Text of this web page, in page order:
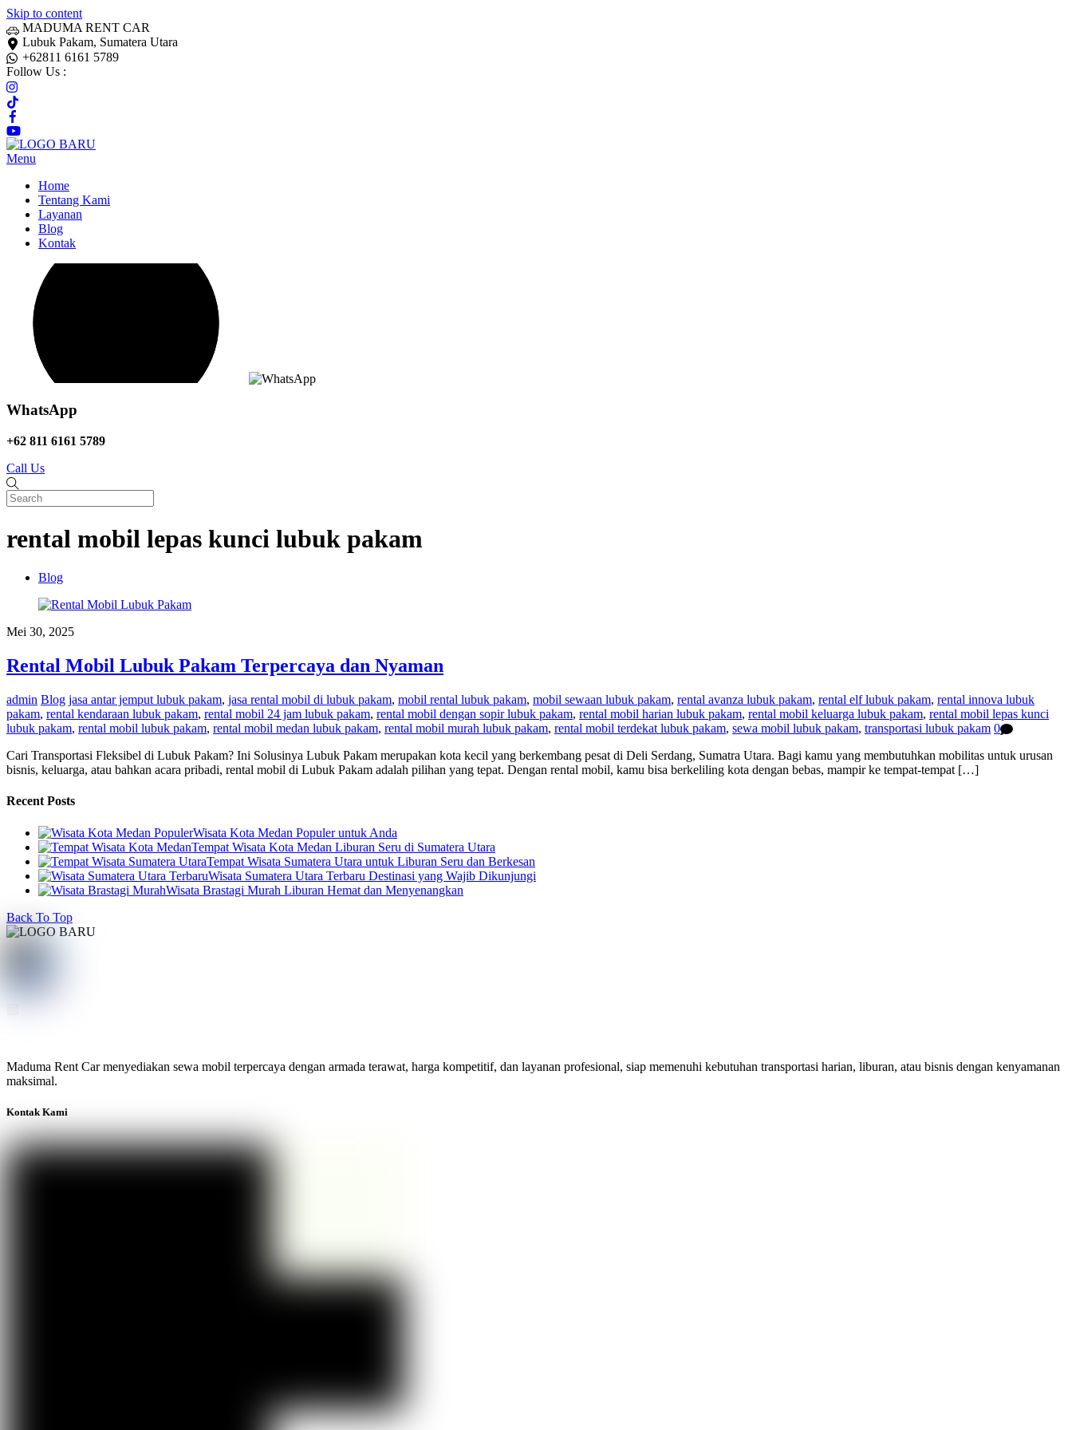
Skip to content
MADUMA RENT CAR
Lubuk Pakam, Sumatera Utara
+62811 6161 5789
Follow Us :
Menu
Home
Tentang Kami
Layanan
Blog
Kontak
WhatsApp
+62 811 6161 5789
Call Us
rental mobil lepas kunci lubuk pakam
Blog
Mei 30, 2025
Rental Mobil Lubuk Pakam Terpercaya dan Nyaman
admin Blog jasa antar jemput lubuk pakam, jasa rental mobil di lubuk pakam, mobil rental lubuk pakam, mobil sewaan lubuk pakam, rental avanza lubuk pakam, rental elf lubuk pakam, rental innova lubuk
pakam, rental kendaraan lubuk pakam, rental mobil 24 jam lubuk pakam, rental mobil dengan sopir lubuk pakam, rental mobil harian lubuk pakam, rental mobil keluarga lubuk pakam, rental mobil lepas kunci
lubuk pakam, rental mobil lubuk pakam, rental mobil medan lubuk pakam, rental mobil murah lubuk pakam, rental mobil terdekat lubuk pakam, sewa mobil lubuk pakam, transportasi lubuk pakam 0
Cari Transportasi Fleksibel di Lubuk Pakam? Ini Solusinya Lubuk Pakam merupakan kota kecil yang berkembang pesat di Deli Serdang, Sumatra Utara. Bagi kamu yang membutuhkan mobilitas untuk urusan
bisnis, keluarga, atau bahkan acara pribadi, rental mobil di Lubuk Pakam adalah pilihan yang tepat. Dengan rental mobil, kamu bisa berkeliling kota dengan bebas, mampir ke tempat-tempat […]
Recent Posts
Wisata Kota Medan Populer untuk Anda
Tempat Wisata Kota Medan Liburan Seru di Sumatera Utara
Tempat Wisata Sumatera Utara untuk Liburan Seru dan Berkesan
Wisata Sumatera Utara Terbaru Destinasi yang Wajib Dikunjungi
Wisata Brastagi Murah Liburan Hemat dan Menyenangkan
Back To Top
Maduma Rent Car menyediakan sewa mobil terpercaya dengan armada terawat, harga kompetitif, dan layanan profesional, siap memenuhi kebutuhan transportasi harian, liburan, atau bisnis dengan kenyamanan
maksimal.
Kontak Kami